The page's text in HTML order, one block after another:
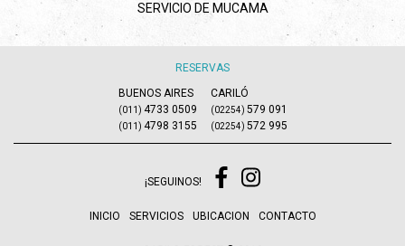
SERVICIO DE MUCAMA
RESERVAS
BUENOS AIRES
(011) 4733 0509
(011) 4798 3155
CARILÓ
(02254) 579 091
(02254) 572 995
¡SEGUINOS!
INICIO SERVICIOS UBICACION CONTACTO